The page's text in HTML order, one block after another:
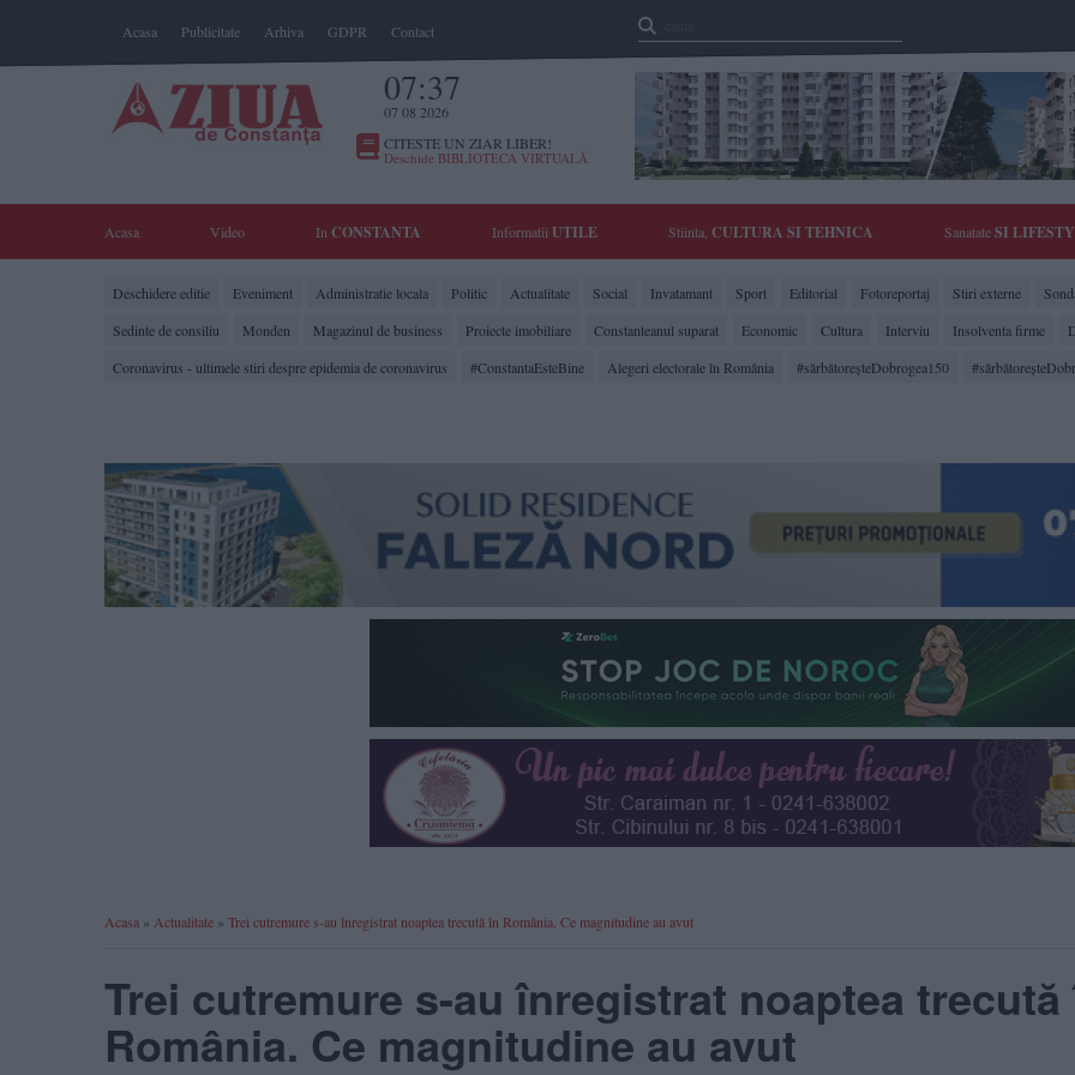
Acasa Publicitate Arhiva GDPR Contact
07:37
07 08 2026
CITESTE UN ZIAR LIBER!
Deschide BIBLIOTECA VIRTUALĂ
Acasa Video In CONSTANTA Informatii UTILE Stiinta, CULTURA SI TEHNICA SanatateSI
Deschidere editie Eveniment Administratie locala Politic Actualitate Social Invatamant Sport Editorial Fotoreportaj Stiri externe
Sedinte de consiliu
Monden Magazinul de business Proiecte imobiliare Constanteanul suparat Economic Cultura Interviu Insolventa firme
Coronavirus - ultimele stiri despre epidemia de coronavirus
#ConstantaEsteBine Alegeri electorale în România #sărbătoreşteDobrogea150
Acasa » Actualitate » Trei cutremure s-au înregistrat noaptea trecută în România. Ce magnitudine au avut
Trei cutremure s-au înregistrat noaptea trecută
România. Ce magnitudine au avut